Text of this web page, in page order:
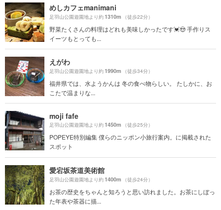
めしカフェmanimani
足羽山公園遊園地より約1310m （徒歩22分）
野菜たくさんの料理はどれも美味しかったです💓😍 手作りス
イーツもとっても...
えがわ
足羽山公園遊園地より約1990m （徒歩34分）
福井県では、水ようかんは 冬の食べ物らしい。 たしかに、お
こたで温まりな...
moji fafe
足羽山公園遊園地より約1450m （徒歩25分）
POPEYE特別編集 僕らのニッポン小旅行案内。に掲載された
スポット
愛宕坂茶道美術館
足羽山公園遊園地より約1400m （徒歩24分）
お茶の歴史をちゃんと知ろうと思い訪れました。お茶にしぼっ
た年表や茶器に描...